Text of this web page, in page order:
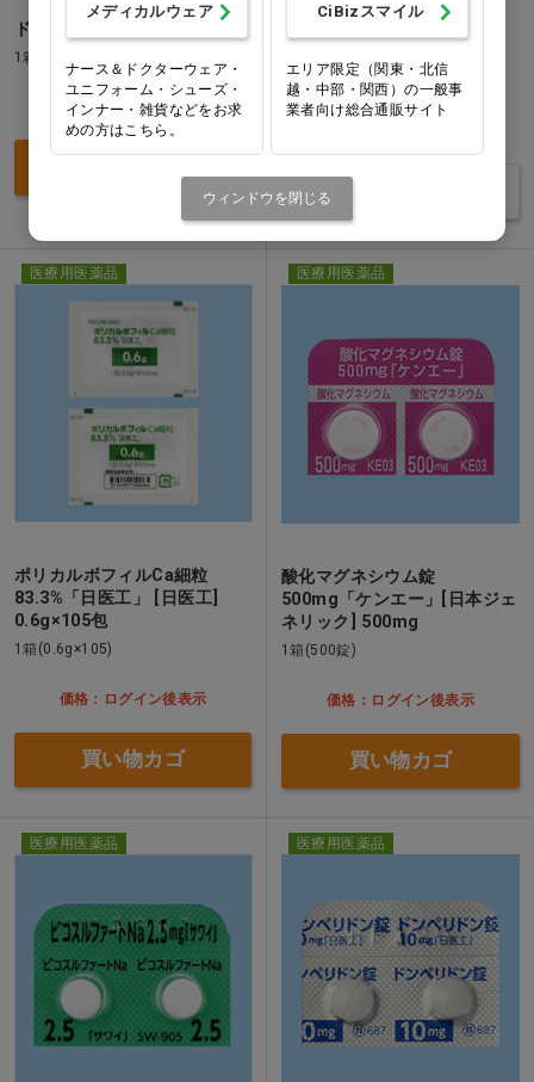
ドンペリドン錠10mg｢サワイ｣
1箱(100錠)
価格：ログイン後表示
1箱(100錠)
バリエーションを見る
医療用医薬品
ポリカルボフィルCa細粒
83.3%「日医工」 [日医工]
0.6g×105包
1箱(0.6g×105)
価格：ログイン後表示
買い物カゴ
医療用医薬品
酸化マグネシウム錠
500mg「ケンエー」[日本ジェ
ネリック] 500mg
1箱(500錠)
価格：ログイン後表示
買い物カゴ
医療用医薬品 医療用医薬品
メディカルウェア
ナース＆ドクターウェア・
ユニフォーム・シューズ・
インナー・雑貨などをお求
めの方はこちら。
CiBizスマイル
エリア限定（関東・北信
越・中部・関西）の一般事
業者向け総合通販サイト
ウィンドウを閉じる